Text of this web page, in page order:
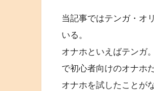
当記事ではテンガ・オ
いる。
オナホといえばテンガ
で初心者向けのオナホだ
オナホを試したことが